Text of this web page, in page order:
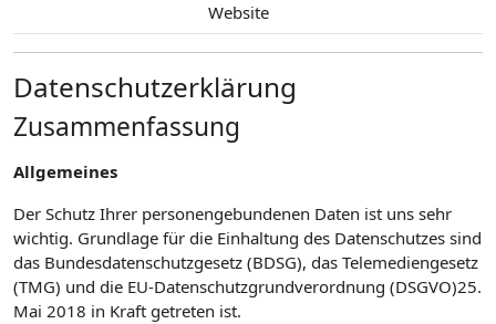
Website
Datenschutzerklärung
Zusammenfassung
Allgemeines
Der Schutz Ihrer personengebundenen Daten ist uns sehr
wichtig. Grundlage für die Einhaltung des Datenschutzes sind
das Bundesdatenschutzgesetz (BDSG), das Telemediengesetz
(TMG) und die EU-Datenschutzgrundverordnung (DSGVO)25.
Mai 2018 in Kraft getreten ist.